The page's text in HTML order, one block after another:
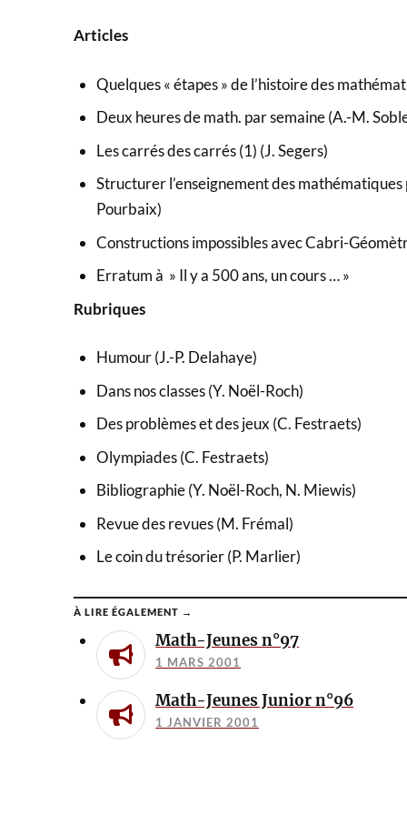
Articles
Quelques « étapes » de l’histoire des
Deux heures de math. par semaine (A.-M.
Les carrés des carrés (1) (J. Segers)
Structurer l’enseignement des mathématiques
Pourbaix)
Constructions impossibles avec Cabri-
Erratum à » Il y a 500 ans, un cours … »
Rubriques
Humour (J.-P. Delahaye)
Dans nos classes (Y. Noël-Roch)
Des problèmes et des jeux (C. Festraets)
Olympiades (C. Festraets)
Bibliographie (Y. Noël-Roch, N. Miewis)
Revue des revues (M. Frémal)
Le coin du trésorier (P. Marlier)
À LIRE ÉGALEMENT →
Math-Jeunes n°97
1 MARS 2001
Math-Jeunes Junior n°96
1 JANVIER 2001